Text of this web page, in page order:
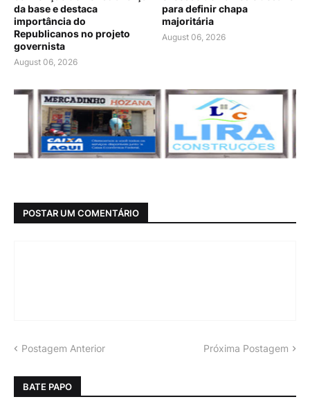
da base e destaca
importância do
Republicanos no projeto
governista
August 06, 2026
para definir chapa
majoritária
August 06, 2026
POSTAR UM COMENTÁRIO
Postagem Anterior Próxima Postagem
BATE PAPO